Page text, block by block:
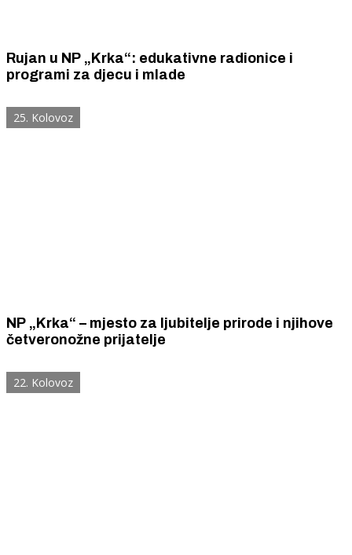
Rujan u NP „Krka“: edukativne radionice i
programi za djecu i mlade
25. Kolovoz
NP „Krka“ – mjesto za ljubitelje prirode i njihove
četveronožne prijatelje
22. Kolovoz